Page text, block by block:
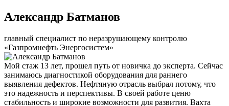
Александр Батманов
главный специалист по неразрушающему контролю
«Газпромнефть Энергосистем»
Мой стаж 13 лет, прошел путь от новичка до эксперта. Сейчас
занимаюсь диагностикой оборудования для раннего
выявления дефектов. Нефтяную отрасль выбрал потому, что
это надежность и перспективы. В своей работе ценю
стабильность и широкие возможности для развития. Вахта